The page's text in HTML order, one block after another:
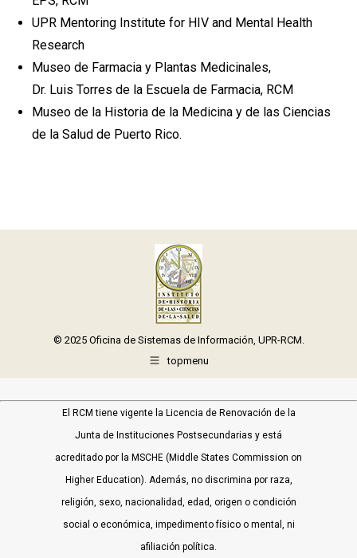
UPR Mentoring Institute for HIV and Mental Health
Research
Museo de Farmacia y Plantas Medicinales,
Dr. Luis Torres de la Escuela de Farmacia, RCM
Museo de la Historia de la Medicina y de las Ciencias
de la Salud de Puerto Rico.
© 2025 Oficina de Sistemas de Información, UPR-RCM.
topmenu
El RCM tiene vigente la Licencia de Renovación de la
Junta de Instituciones Postsecundarias y está
acreditado por la MSCHE (Middle States Commission on
Higher Education). Además, no discrimina por raza,
religión, sexo, nacionalidad, edad, origen o condición
social o económica, impedimento físico o mental, ni
afiliación política.